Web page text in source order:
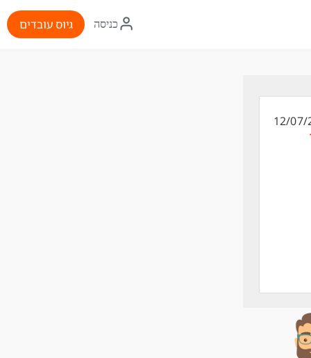
איקון
התחברות
כניסה גיוס עובדים
12/07/